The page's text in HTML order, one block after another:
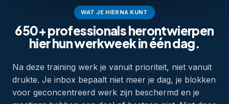
WAT JE HIERNA KUNT
650+ professionals herontwierpen
hier hun werkweek in één dag.
Na deze training werk je vanuit prioriteit, niet vanuit
drukte. Je inbox bepaalt niet meer je dag, je blokken
voor geconcentreerd werk zijn beschermd en je